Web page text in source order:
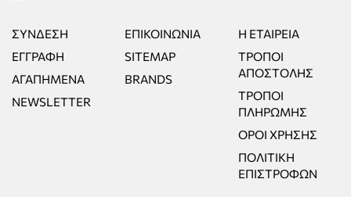
ΣΎΝΔΕΣΗ
ΕΓΓΡΑΦΉ
ΑΓΑΠΗΜΈΝΑ
NEWSLETTER
ΕΠΙΚΟΙΝΩΝΊΑ
SITEMAP
BRANDS
Η ΕΤΑΙΡΕΊΑ
ΤΡΌΠΟΙ
ΑΠΟΣΤΟΛΉΣ
ΤΡΌΠΟΙ
ΠΛΗΡΩΜΉΣ
ΌΡΟΙ ΧΡΉΣΗΣ
ΠΟΛΙΤΙΚΉ
ΕΠΙΣΤΡΟΦΏΝ